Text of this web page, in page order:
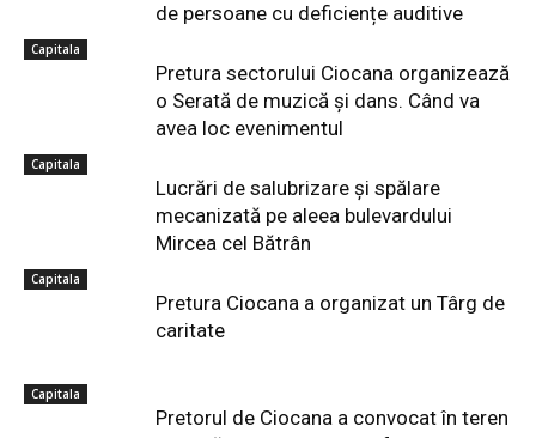
de persoane cu deficiențe auditive
Capitala
Pretura sectorului Ciocana organizează
o Serată de muzică și dans. Când va
avea loc evenimentul
Capitala
Lucrări de salubrizare şi spălare
mecanizată pe aleea bulevardului
Mircea cel Bătrân
Capitala
Pretura Ciocana a organizat un Târg de
caritate
Capitala
Pretorul de Ciocana a convocat în teren